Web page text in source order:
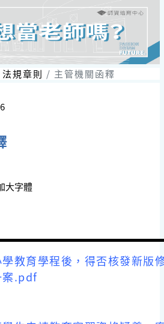
法規章則 主管機關函釋
大字體
教育學程後，得否核發新版
案.pdf